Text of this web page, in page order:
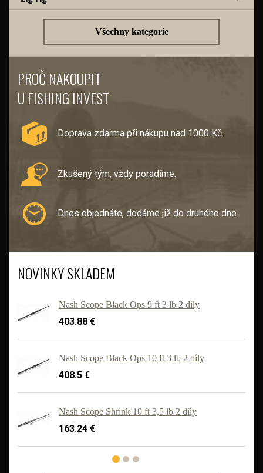
Všechny kategorie
PROČ NAKOUPIT
U FISHING INVEST
Doprava zdarma při nákupu nad 1000 Kč.
Zkušený tým, vždy poradíme.
Dnes objednáte, dodáme již do druhého dne.
NOVINKY SKLADEM
Nash Scope Black Ops 9 ft 3 lb 2 díly
403.88 €
Nash Scope Black Ops 10 ft 3 lb 2 díly
408.5 €
Nash Scope Shrink 10 ft 3,5 lb 2 díly
163.24 €